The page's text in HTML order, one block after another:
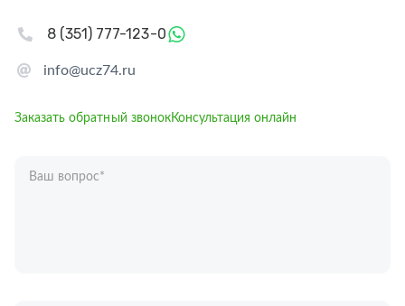
info@ucz74.ru
8 (351) 777-123-0
Заказать обратный звонокКонсультация онлайн
Ваш вопрос*